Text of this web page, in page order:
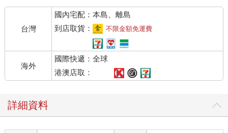
戶，沒有帶著客戶作品集離開，也沒有廣闊的人脈和相熟的企
業。他必須從頭累積客戶。
我們盤點一下：會口吃的天生內向者（一有壓力還更嚴重）……
討厭閒聊（內向者常見的特質）……自我知覺不正確，所以沒什
麼自信……有這些特質，所以很難建立新關係……偏偏他的生
計，是要將無形的服務，賣給……素未謀面的陌生人。看樣子，
災難簡直是遲早的事，是吧？
還真的是。
還能做什麼。潛在客戶想閒聊，或是說些個人生活上的事，亞歷
斯就一聲不吭。接著是一大段尷尬的沉默，雙方都在想辦法爬出
不小心踏入的對話沙坑。
台灣
國內宅配：本島、離島
到店取貨：
不限金額免運費
海外
國際快遞：全球
港澳店取：
詳細資料